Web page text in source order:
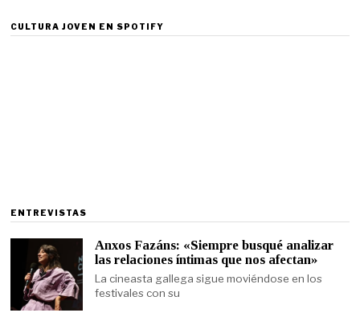
CULTURA JOVEN EN SPOTIFY
ENTREVISTAS
Anxos Fazáns: «Siempre busqué analizar
las relaciones íntimas que nos afectan»
La cineasta gallega sigue moviéndose en los
festivales con su